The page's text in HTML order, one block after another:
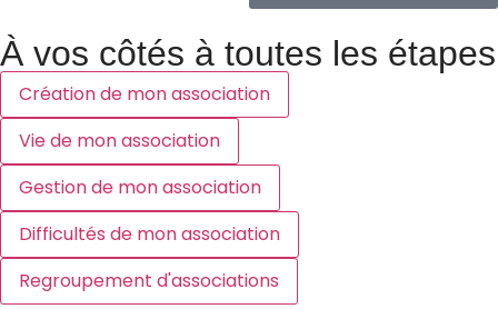
À vos côtés à toutes les étapes
Création de mon association
Vie de mon association
Gestion de mon association
Difficultés de mon association
Regroupement d'associations